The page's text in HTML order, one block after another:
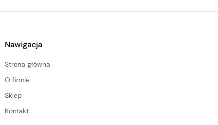
Nawigacja
Strona główna
O firmie
Sklep
Kontakt